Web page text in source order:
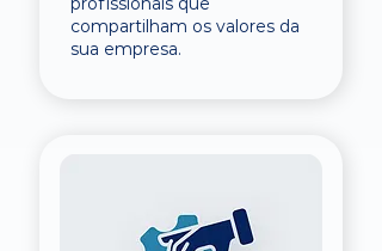
compartilham os valores da
sua empresa.